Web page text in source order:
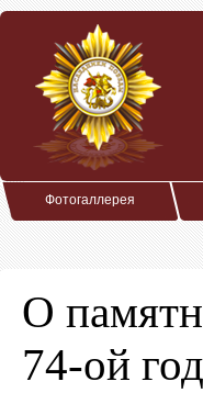
Фотогаллерея
О
74-ой